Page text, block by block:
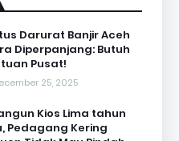
Darurat Banjir Aceh
Diperpanjang: Butuh
Pusat!
25, 2025
Kios Lima tahun
Pedagang Kering